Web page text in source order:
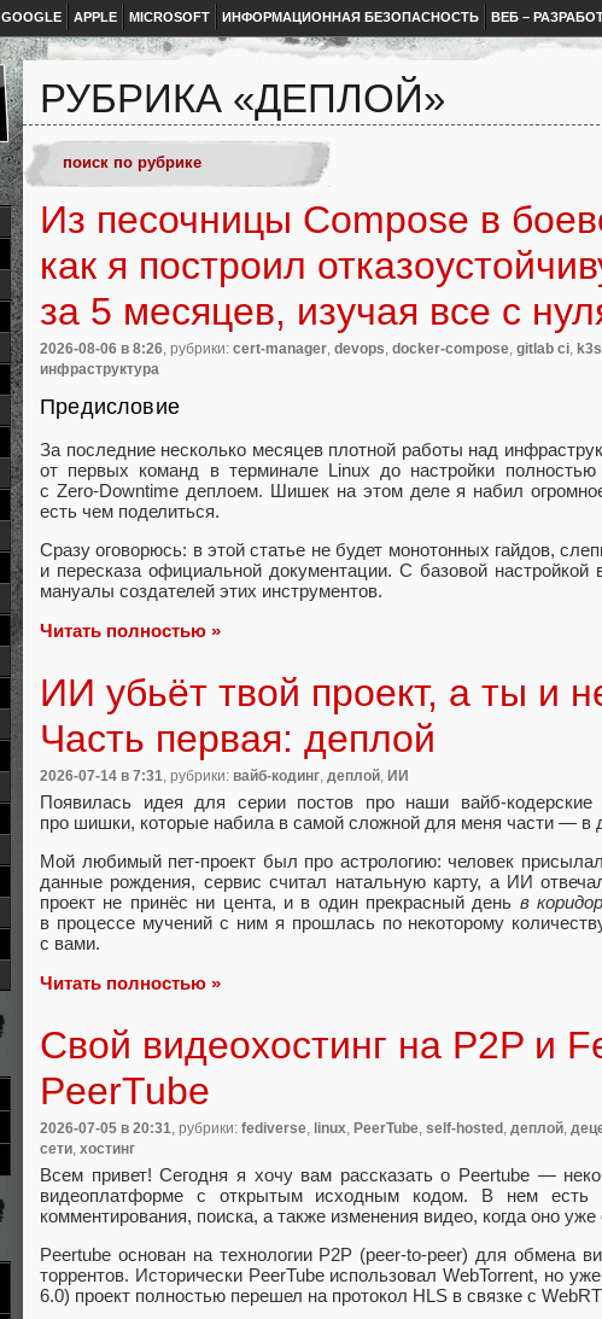
GOOGLE APPLE MICROSOFT ИНФОРМАЦИОННАЯ БЕЗОПАСНОСТЬ ВЕБ –
РУБРИКА «ДЕПЛОЙ»
Из песочницы Compose в
как я построил
за 5 месяцев, изучая все с
2026-08-06 в 8:26 , рубрики: cert-manager devops docker-compose gitlab ci k3s
инфраструктура
Предисловие
За последние несколько месяцев плотной работы над
от первых команд в терминале Linux до настройки полностью
с Zero‑Downtime деплоем. Шишек на этом деле я набил
есть чем поделиться.
Сразу оговорюсь: в этой статье не будет монотонных гайдов,
и пересказа официальной документации. С базовой настройкой
мануалы создателей этих инструментов.
Читать полностью »
ИИ убьёт твой проект, а ты и
Часть первая: деплой
2026-07-14 в 7:31 , рубрики: вайб-кодинг деплой ИИ
Появилась идея для серии постов про наши
про шишки, которые набила в самой сложной для меня части — в
Мой любимый пет‑проект был про астрологию: человек
данные рождения, сервис считал натальную карту, а ИИ
проект не принёс ни цента, и в один прекрасный день в
в процессе мучений с ним я прошлась по некоторому
с вами.
Читать полностью »
Свой видеохостинг на P2P и
PeerTube
2026-07-05 в 20:31 , рубрики: fediverse linux PeerTube self-hosted деплой
сети хостинг
Всем привет! Сегодня я хочу вам рассказать о Peertube —
видеоплатформе с открытым исходным кодом. В нем есть
комментирования, поиска, а также изменения видео, когда оно уже
Peertube основан на технологии P2P (peer-to-peer) для обмена
торрентов. Исторически PeerTube использовал WebTorrent, но
6.0) проект полностью перешел на протокол HLS в связке с